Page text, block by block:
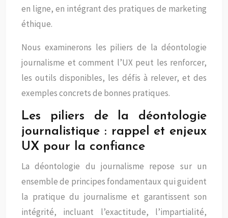
en ligne, en intégrant des pratiques de marketing
éthique.
Nous examinerons les piliers de la déontologie
journalisme et comment l’UX peut les renforcer,
les outils disponibles, les défis à relever, et des
exemples concrets de bonnes pratiques.
Les piliers de la déontologie
journalistique : rappel et enjeux
UX pour la confiance
La déontologie du journalisme repose sur un
ensemble de principes fondamentaux qui guident
la pratique du journalisme et garantissent son
intégrité, incluant l’exactitude, l’impartialité,